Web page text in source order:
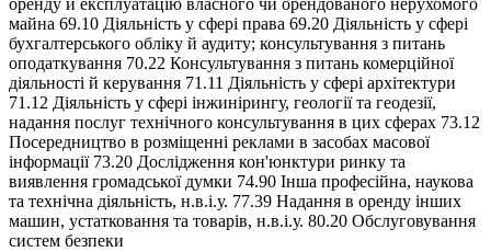
майна 69.10 Діяльність у сфері права 69.20 Діяльність у сфері
бухгалтерського обліку й аудиту; консультування з питань
оподаткування 70.22 Консультування з питань комерційної
діяльності й керування 71.11 Діяльність у сфері архітектури
71.12 Діяльність у сфері інжинірингу, геології та геодезії,
надання послуг технічного консультування в цих сферах 73.12
Посередництво в розміщенні реклами в засобах масової
інформації 73.20 Дослідження кон'юнктури ринку та
виявлення громадської думки 74.90 Інша професійна, наукова
та технічна діяльність, н.в.і.у. 77.39 Надання в оренду інших
машин, устатковання та товарів, н.в.і.у. 80.20 Обслуговування
систем безпеки